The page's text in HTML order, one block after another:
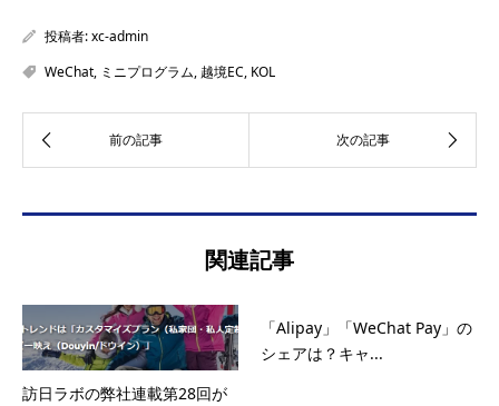
投稿者:xc-admin
WeChat, ミニプログラム, 越境EC, KOL
関連記事
訪日ラボの弊社連載第28回が
「Alipay」「WeChat Pay」の
シェアは？キャ...